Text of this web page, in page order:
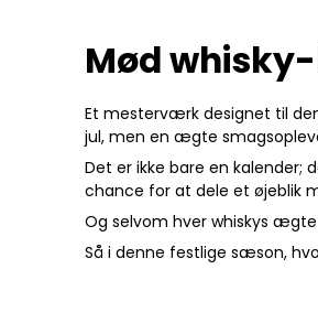
Mød
Et mesterværk designet til
jul, men en ægte
Det er ikke bare en kalender;
chance for at dele et øjeblik
Og selvom hver whiskys
Så i denne festlige sæson,